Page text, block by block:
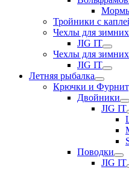
Тройники с
Чехлы для
JIG IT
Чехлы для
JIG IT
Летняя рыбалка
Крючки и
Двойники
JIG IT
Поводки
JIG IT